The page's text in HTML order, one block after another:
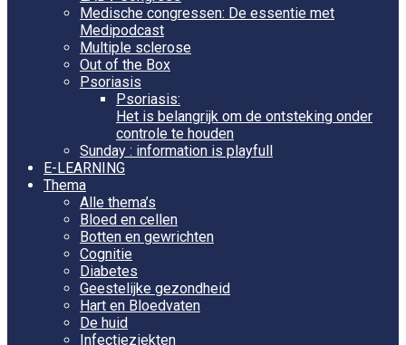
Medische congressen: De essentie met
Medipodcast
Multiple sclerose
Out of the Box
Psoriasis
Psoriasis:
Het is belangrijk om de ontsteking onder
controle te houden
Sunday : information is playfull
E-LEARNING
Thema
Alle thema’s
Bloed en cellen
Botten en gewrichten
Cognitie
Diabetes
Geestelijke gezondheid
Hart en Bloedvaten
De huid
Infectieziekten